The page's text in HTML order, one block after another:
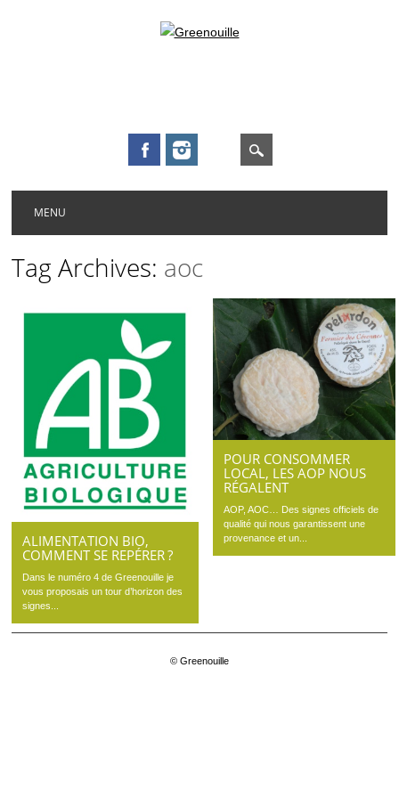
Main menu
MENU
Tag Archives: aoc
ALIMENTATION BIO,
COMMENT SE REPÉRER ?
Dans le numéro 4 de Greenouille je
vous proposais un tour d’horizon des
signes...
POUR CONSOMMER
LOCAL, LES AOP NOUS
RÉGALENT
AOP, AOC… Des signes officiels de
qualité qui nous garantissent une
provenance et un...
© Greenouille